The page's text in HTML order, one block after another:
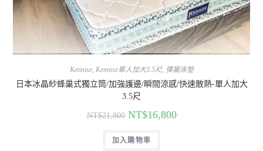
Kennise, Kennise單人加大3.5尺, 彈簧床墊
日本冰晶紗蜂巢式獨立筒/加強護邊/瞬間涼感/快速散熱-單人加大
3.5尺
NT$21,800 NT$16,800
加入購物車